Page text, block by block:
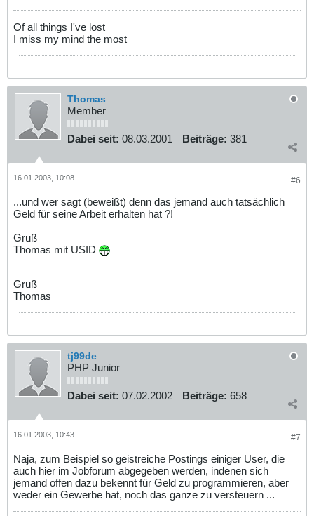
Of all things I've lost
I miss my mind the most
Thomas
Member
Dabei seit: 08.03.2001 Beiträge: 381
#6
16.01.2003, 10:08
...und wer sagt (beweißt) denn das jemand auch tatsächlich
Geld für seine Arbeit erhalten hat ?!
Gruß
Thomas mit USID
Gruß
Thomas
tj99de
PHP Junior
Dabei seit: 07.02.2002 Beiträge: 658
#7
16.01.2003, 10:43
Naja, zum Beispiel so geistreiche Postings einiger User, die
auch hier im Jobforum abgegeben werden, indenen sich
jemand offen dazu bekennt für Geld zu programmieren, aber
weder ein Gewerbe hat, noch das ganze zu versteuern ...